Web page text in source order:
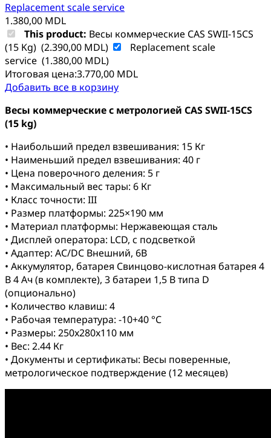
Replacement scale service
1.380,00 MDL
This product: Весы коммерческие CAS SWII-15CS
(15 Kg) (2.390,00 MDL)
Replacement scale
service (1.380,00 MDL)
Итоговая цена:3.770,00 MDL
Добавить все в корзину
Весы коммерческие с метрологией CAS SWII-15CS
(15 kg)
• Наибольший предел взвешивания: 15 Кг
• Наименьший предел взвешивания: 40 г
• Цена поверочного деления: 5 г
• Максимальный вес тары: 6 Кг
• Класс точности: III
• Размер платформы: 225×190 мм
• Материал платформы: Нержавеющая сталь
• Дисплей оператора: LCD, с подсветкой
• Адаптер: AC/DC Внешний, 6В
• Аккумулятор, батарея Свинцово-кислотная батарея 4
В 4 Ач (в комплекте), 3 батареи 1,5 В типа D
(опционально)
• Количество клавиш: 4
• Рабочая температура: -10+40 °C
• Размеры: 250x280x110 мм
• Вес: 2.44 Кг
• Документы и сертификаты: Весы поверенные,
метрологическое подтверждение (12 месяцев)